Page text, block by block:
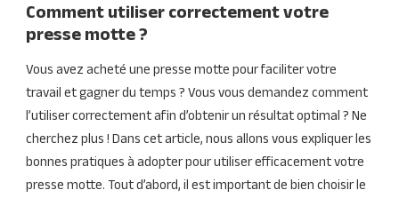
Comment utiliser correctement votre
presse motte ?
Vous avez acheté une presse motte pour faciliter votre
travail et gagner du temps ? Vous vous demandez comment
l’utiliser correctement afin d’obtenir un résultat optimal ? Ne
cherchez plus ! Dans cet article, nous allons vous expliquer les
bonnes pratiques à adopter pour utiliser efficacement votre
presse motte. Tout d’abord, il est important de bien choisir le